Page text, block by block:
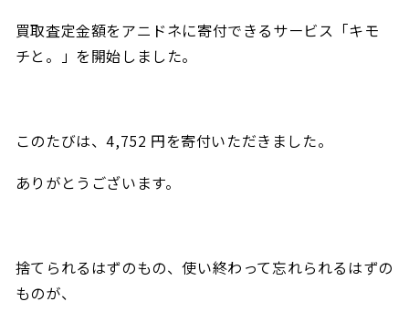
買取査定金額をアニドネに寄付できるサービス「キモ
チと。」を開始しました。
このたびは、4,752 円を寄付いただきました。
ありがとうございます。
捨てられるはずのもの、使い終わって忘れられるはずの
ものが、